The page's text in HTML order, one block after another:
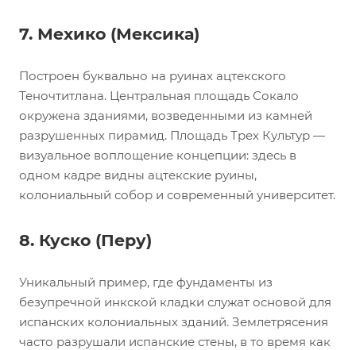
7. Мехико (Мексика)
Построен буквально на руинах ацтекского
Теночтитлана. Центральная площадь Сокало
окружена зданиями, возведенными из камней
разрушенных пирамид. Площадь Трех Культур —
визуальное воплощение концепции: здесь в
одном кадре видны ацтекские руины,
колониальный собор и современный университет.
8. Куско (Перу)
Уникальный пример, где фундаменты из
безупречной инкской кладки служат основой для
испанских колониальных зданий. Землетрясения
часто разрушали испанские стены, в то время как